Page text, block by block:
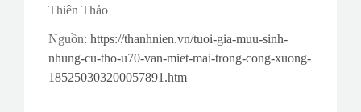
Thiên Thảo
Nguồn: https://thanhnien.vn/tuoi-gia-muu-sinh-
nhung-cu-tho-u70-van-miet-mai-trong-cong-xuong-
185250303200057891.htm